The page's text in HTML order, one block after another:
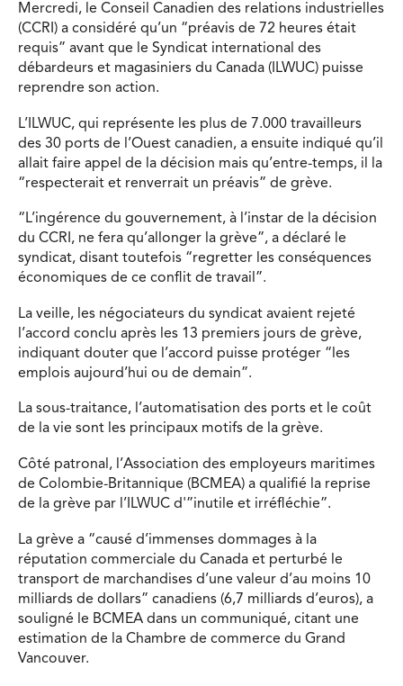
Mercredi, le Conseil Canadien des relations industrielles
(CCRI) a considéré qu’un “préavis de 72 heures était
requis” avant que le Syndicat international des
débardeurs et magasiniers du Canada (ILWUC) puisse
reprendre son action.
L’ILWUC, qui représente les plus de 7.000 travailleurs
des 30 ports de l’Ouest canadien, a ensuite indiqué qu’il
allait faire appel de la décision mais qu’entre-temps, il la
“respecterait et renverrait un préavis” de grève.
“L’ingérence du gouvernement, à l’instar de la décision
du CCRI, ne fera qu’allonger la grève”, a déclaré le
syndicat, disant toutefois “regretter les conséquences
économiques de ce conflit de travail”.
La veille, les négociateurs du syndicat avaient rejeté
l’accord conclu après les 13 premiers jours de grève,
indiquant douter que l’accord puisse protéger “les
emplois aujourd’hui ou de demain”.
La sous-traitance, l’automatisation des ports et le coût
de la vie sont les principaux motifs de la grève.
Côté patronal, l’Association des employeurs maritimes
de Colombie-Britannique (BCMEA) a qualifié la reprise
de la grève par l’ILWUC d'”inutile et irréfléchie”.
La grève a “causé d’immenses dommages à la
réputation commerciale du Canada et perturbé le
transport de marchandises d’une valeur d’au moins 10
milliards de dollars” canadiens (6,7 milliards d’euros), a
souligné le BCMEA dans un communiqué, citant une
estimation de la Chambre de commerce du Grand
Vancouver.